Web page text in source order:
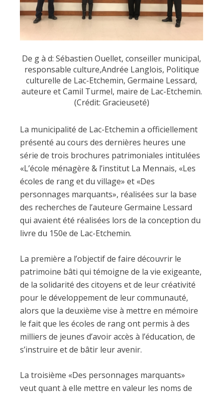
De g à d: Sébastien Ouellet, conseiller municipal,
responsable culture,Andrée Langlois, Politique
culturelle de Lac-Etchemin, Germaine Lessard,
auteure et Camil Turmel, maire de Lac-Etchemin.
(Crédit: Gracieuseté)
La municipalité de Lac-Etchemin a officiellement
présenté au cours des dernières heures une
série de trois brochures patrimoniales intitulées
«L’école ménagère & l’institut La Mennais, «Les
écoles de rang et du village» et «Des
personnages marquants», réalisées sur la base
des recherches de l’auteure Germaine Lessard
qui avaient été réalisées lors de la conception du
livre du 150e de Lac-Etchemin.
La première a l’objectif de faire découvrir le
patrimoine bâti qui témoigne de la vie exigeante,
de la solidarité des citoyens et de leur créativité
pour le développement de leur communauté,
alors que la deuxième vise à mettre en mémoire
le fait que les écoles de rang ont permis à des
milliers de jeunes d’avoir accès à l’éducation, de
s’instruire et de bâtir leur avenir.
La troisième «Des personnages marquants»
veut quant à elle mettre en valeur les noms de